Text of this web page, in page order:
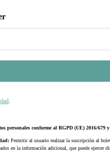
.
personales conforme al RGPD (UE) 2016/679
Permitir al usuario realizar la suscripción al
en la información adicional, que puede